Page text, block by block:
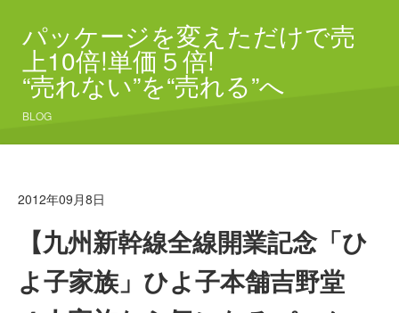
パッケージを変えただけで売
上10倍!単価５倍!
“売れない”を“売れる”へ
BLOG
2012年09月8日
【九州新幹線全線開業記念「ひ
よ子家族」ひよ子本舗吉野堂